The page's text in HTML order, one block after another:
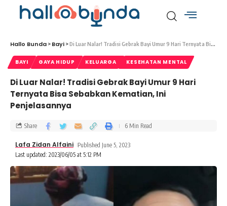
Hallo Bunda > Bayi >Di Luar Nalar! Tradisi Gebrak Bayi Umur 9 Hari Ternyata Bisa Sebabkan Kematian, Ini Penjelasannya
BAYI GAYA HIDUP KELUARGA KESEHATAN MENTAL
Di Luar Nalar! Tradisi Gebrak Bayi Umur 9 Hari
Ternyata Bisa Sebabkan Kematian, Ini
Penjelasannya
Last updated: 2023/06/05 at 5:12 PM
Lafa Zidan Alfaini Published June 5, 2023
Share 6 Min Read